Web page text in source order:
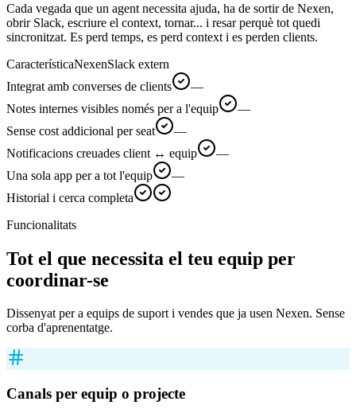
Cada vegada que un agent necessita ajuda, ha de sortir de Nexen,
obrir Slack, escriure el context, tornar... i resar perquè tot quedi
sincronitzat. Es perd temps, es perd context i es perden clients.
CaracterísticaNexenSlack extern
Integrat amb converses de clients
—
Notes internes visibles només per a l'equip
—
Sense cost addicional per seat
—
Notificacions creuades client ↔ equip
—
Una sola app per a tot l'equip
—
Historial i cerca completa
Funcionalitats
Tot el que necessita el teu equip per
coordinar-se
Dissenyat per a equips de suport i vendes que ja usen Nexen. Sense
corba d'aprenentatge.
Canals per equip o projecte